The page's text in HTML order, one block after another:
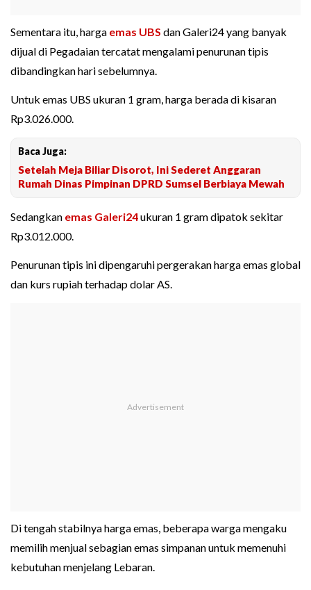
Sementara itu, harga emas UBS dan Galeri24 yang banyak
dijual di Pegadaian tercatat mengalami penurunan tipis
dibandingkan hari sebelumnya.
Untuk emas UBS ukuran 1 gram, harga berada di kisaran
Rp3.026.000.
Baca Juga:
Setelah Meja Biliar Disorot, Ini Sederet Anggaran
Rumah Dinas Pimpinan DPRD Sumsel Berbiaya Mewah
Sedangkan emas Galeri24ukuran 1 gram dipatok sekitar
Rp3.012.000.
Penurunan tipis ini dipengaruhi pergerakan harga emas global
dan kurs rupiah terhadap dolar AS.
Di tengah stabilnya harga emas, beberapa warga mengaku
memilih menjual sebagian emas simpanan untuk memenuhi
kebutuhan menjelang Lebaran.